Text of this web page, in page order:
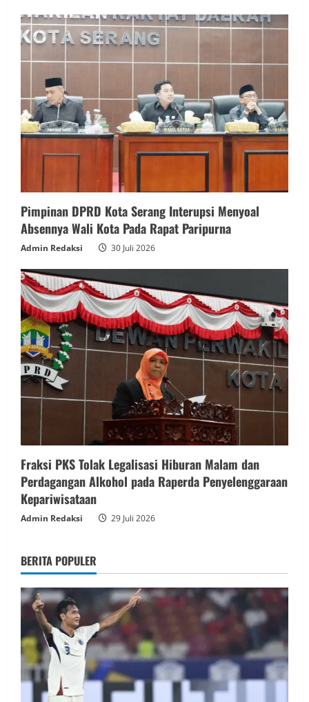
Pimpinan DPRD Kota Serang Interupsi Menyoal
Absennya Wali Kota Pada Rapat Paripurna
Admin Redaksi 30 Juli 2026
Fraksi PKS Tolak Legalisasi Hiburan Malam dan
Perdagangan Alkohol pada Raperda Penyelenggaraan
Kepariwisataan
Admin Redaksi 29 Juli 2026
BERITA POPULER